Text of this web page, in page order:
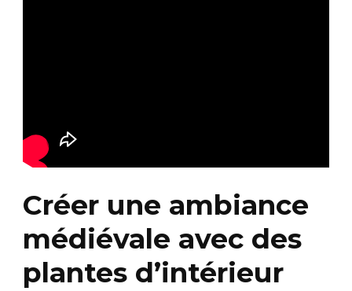
Créer une ambiance
médiévale avec des
plantes d’intérieur